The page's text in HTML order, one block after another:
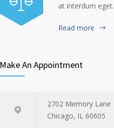
at interdum eget.
Read more
Make An Appointment
2702 Memory Lane
Chicago, IL 60605